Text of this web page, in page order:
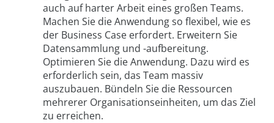
auch auf harter Arbeit eines großen Teams.
Machen Sie die Anwendung so flexibel, wie es
der Business Case erfordert. Erweitern Sie
Datensammlung und -aufbereitung.
Optimieren Sie die Anwendung. Dazu wird es
erforderlich sein, das Team massiv
auszubauen. Bündeln Sie die Ressourcen
mehrerer Organisationseinheiten, um das Ziel
zu erreichen.